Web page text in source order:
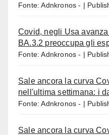
Fonte: Adnkronos -
Covid, negli Usa
BA.3.2 preoccupa gli
Fonte: Adnkronos -
Sale ancora la curva
nell'ultima settimana: i
Fonte: Adnkronos -
Sale ancora la curva